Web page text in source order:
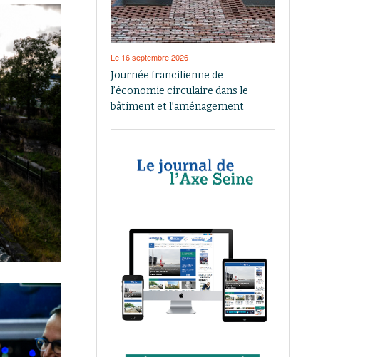
Le 16 septembre 2026
Journée francilienne de
l’économie circulaire dans le
bâtiment et l’aménagement